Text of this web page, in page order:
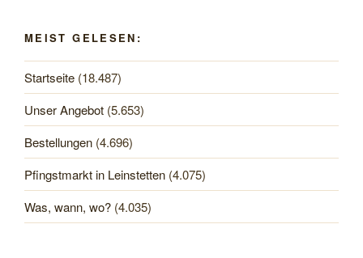
MEIST GELESEN:
Startseite (18.487)
Unser Angebot (5.653)
Bestellungen (4.696)
Pfingstmarkt in Leinstetten (4.075)
Was, wann, wo? (4.035)